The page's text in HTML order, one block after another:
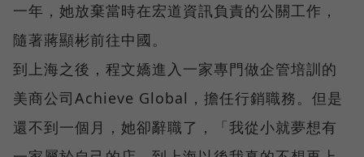
一年，她放棄當時在宏道資訊負責的公關工作，
隨著蔣顯彬前往中國。
到上海之後，程文嬌進入一家專門做企管培訓的
美商公司Achieve Global，擔任行銷職務。但是
還不到一個月，她卻辭職了，「我從小就夢想有